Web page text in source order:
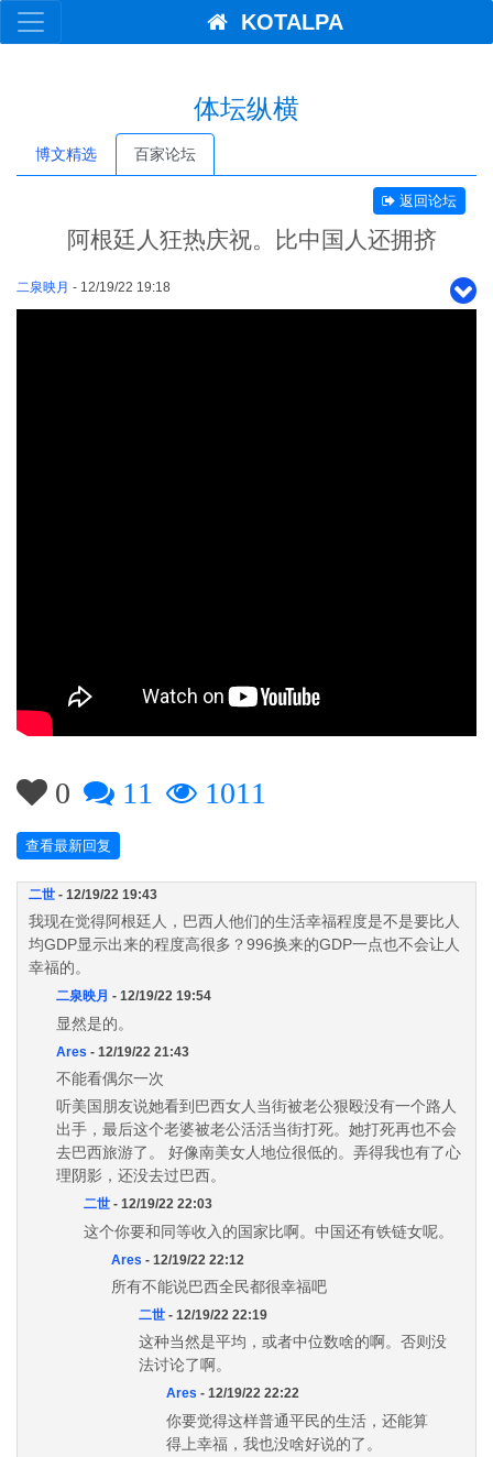
KOTALPA
体坛纵横
博文精选 百家论坛
返回论坛
阿根廷人狂热庆祝。比中国人还拥挤
二泉映月 - 12/19/22 19:18
0 11 1011
查看最新回复
二世 - 12/19/22 19:43
我现在觉得阿根廷人，巴西人他们的生活幸福程度是不是要比人
均GDP显示出来的程度高很多？996换来的GDP一点也不会让人
幸福的。
二泉映月 - 12/19/22 19:54
显然是的。
Ares - 12/19/22 21:43
不能看偶尔一次
听美国朋友说她看到巴西女人当街被老公狠殴没有一个路人
出手，最后这个老婆被老公活活当街打死。她打死再也不会
去巴西旅游了。 好像南美女人地位很低的。弄得我也有了心
理阴影，还没去过巴西。
二世 - 12/19/22 22:03
这个你要和同等收入的国家比啊。中国还有铁链女呢。
Ares - 12/19/22 22:12
所有不能说巴西全民都很幸福吧
二世 - 12/19/22 22:19
这种当然是平均，或者中位数啥的啊。否则没
法讨论了啊。
Ares - 12/19/22 22:22
你要觉得这样普通平民的生活，还能算
得上幸福，我也没啥好说的了。